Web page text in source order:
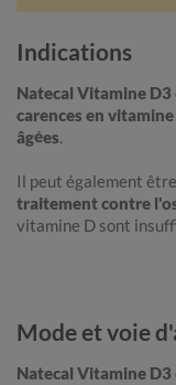
Indications
Natecal Vitamine D3
carences en
âgées.
Il peut également
traitement contre
vitamine D sont
Mode et voie
Natecal Vitamine D3